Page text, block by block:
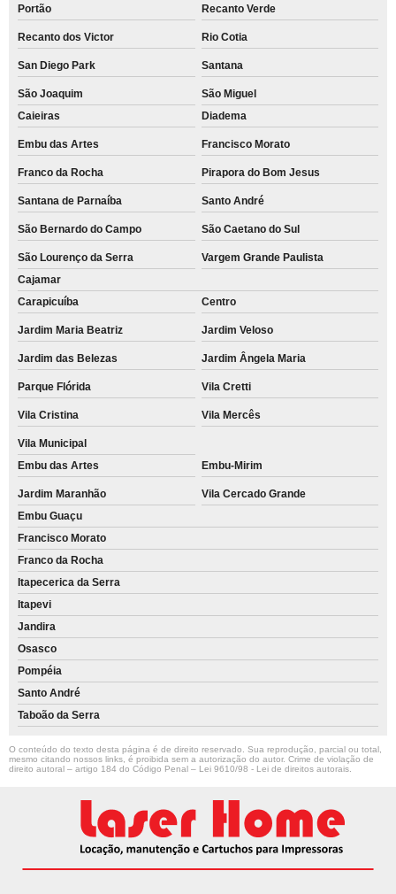
Portão Recanto Verde
Recanto dos Victor Rio Cotia
San Diego Park Santana
São Joaquim
São Miguel
Caieiras
Diadema
Embu das Artes Francisco Morato
Franco da Rocha Pirapora do Bom Jesus
Santana de Parnaíba Santo André
São Bernardo do Campo São Caetano do Sul
São Lourenço da Serra
Vargem Grande Paulista
Cajamar
Carapicuíba
Centro
Jardim Maria Beatriz Jardim Veloso
Jardim das Belezas Jardim Ângela Maria
Parque Flórida Vila Cretti
Vila Cristina Vila Mercês
Vila Municipal
Embu das Artes
Embu-Mirim
Jardim Maranhão
Vila Cercado Grande
Embu Guaçu
Francisco Morato
Franco da Rocha
Itapecerica da Serra
Itapevi
Jandira
Osasco
Pompéia
Santo André
Taboão da Serra
O conteúdo do texto desta página é de direito reservado. Sua reprodução, parcial ou total,
mesmo citando nossos links, é proibida sem a autorização do autor. Crime de violação de
direito autoral – artigo 184 do Código Penal – Lei 9610/98 - Lei de direitos autorais